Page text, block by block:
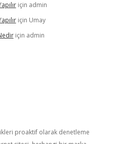
için admin
için Umay
için admin
proaktif olarak denetleme